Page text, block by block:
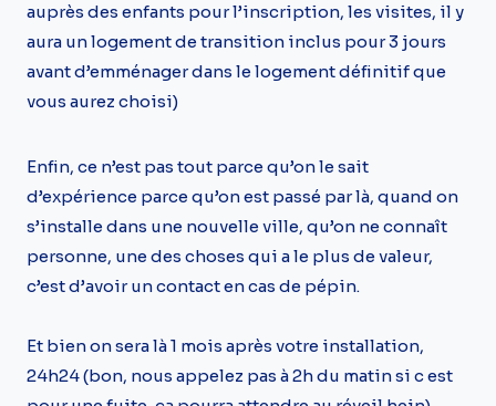
auprès des enfants pour l’inscription, les visites, il y
aura un logement de transition inclus pour 3 jours
avant d’emménager dans le logement définitif que
vous aurez choisi)
Enfin, ce n’est pas tout parce qu’on le sait
d’expérience parce qu’on est passé par là, quand on
s’installe dans une nouvelle ville, qu’on ne connaît
personne, une des choses qui a le plus de valeur,
c’est d’avoir un contact en cas de pépin.
Et bien on sera là 1 mois après votre installation,
24h24 (bon, nous appelez pas à 2h du matin si c est